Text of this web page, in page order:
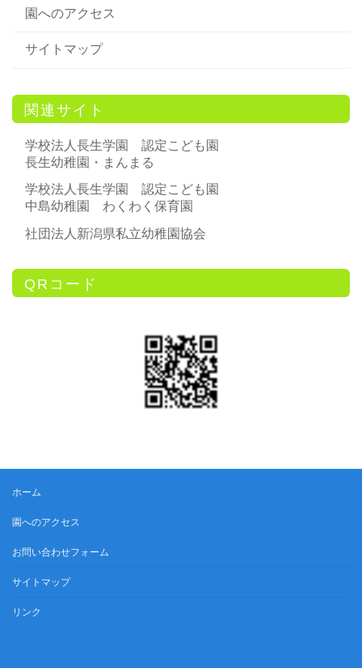
園へのアクセス
サイトマップ
関連サイト
学校法人長生学園 認定こども園
長生幼稚園・まんまる
学校法人長生学園 認定こども園
中島幼稚園 わくわく保育園
社団法人新潟県私立幼稚園協会
QRコード
ホーム
園へのアクセス
お問い合わせフォーム
サイトマップ
リンク